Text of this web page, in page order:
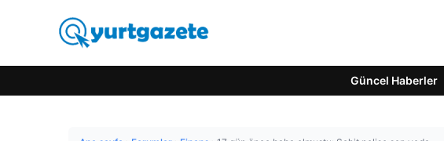
Güncel Haberler